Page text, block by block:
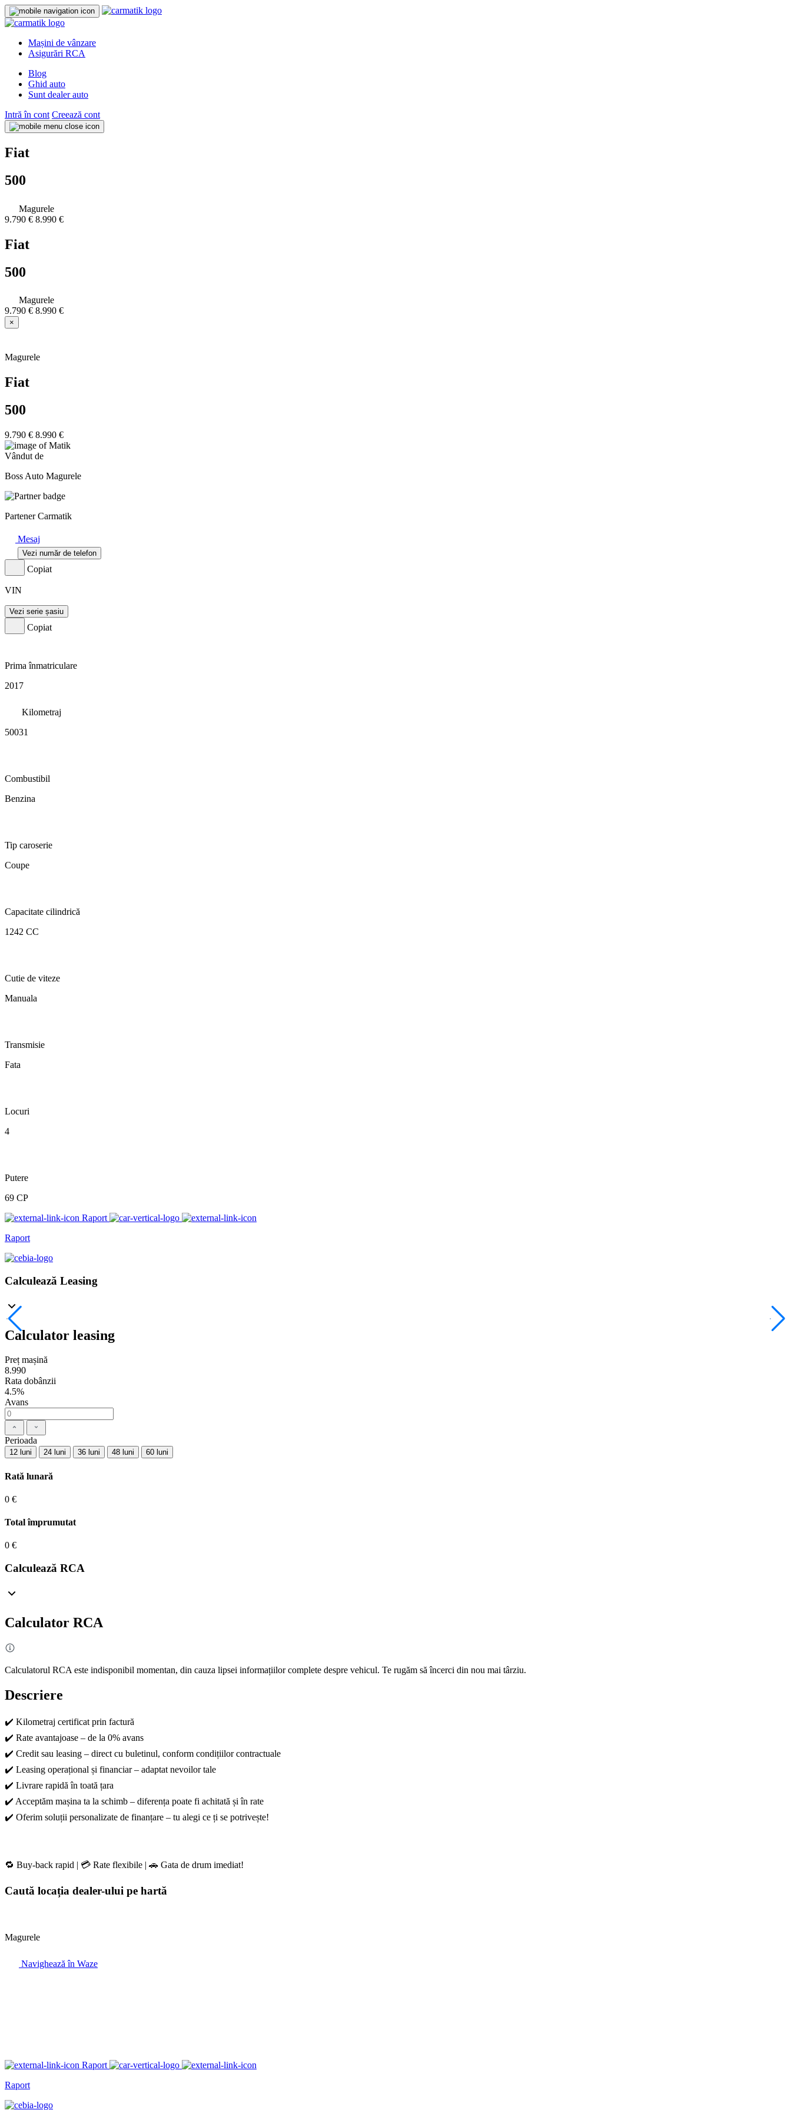
Mașini de vânzare
Asigurări RCA
Blog
Ghid auto
Sunt dealer auto
Intră în cont Creează cont
Fiat
500
Magurele
9.790 € 8.990 €
Fiat
500
Magurele
9.790 € 8.990 €
×
Magurele
Fiat
500
9.790 € 8.990 €
Vândut de
Boss Auto Magurele
Partener Carmatik
Mesaj
Vezi număr de telefon
Copiat
VIN
Vezi serie șasiu
Copiat
Prima înmatriculare
2017
Kilometraj
50031
Combustibil
Benzina
Tip caroserie
Coupe
Capacitate cilindrică
1242 CC
Cutie de viteze
Manuala
Transmisie
Fata
Locuri
4
Putere
69 CP
Raport
Raport
Calculează Leasing
Calculator leasing
Preț mașină
8.990
Rata dobânzii
4.5%
Avans
Perioada
12 luni 24 luni 36 luni 48 luni 60 luni
Rată lunară
0 €
Total împrumutat
0 €
Calculează RCA
Calculator RCA
Calculatorul RCA este indisponibil momentan, din cauza lipsei informațiilor complete despre vehicul. Te rugăm să încerci din nou mai târziu.
Descriere
✔️ Kilometraj certificat prin factură
✔️ Rate avantajoase – de la 0% avans
✔️ Credit sau leasing – direct cu buletinul, conform condițiilor contractuale
✔️ Leasing operațional și financiar – adaptat nevoilor tale
✔️ Livrare rapidă în toată țara
✔️ Acceptăm mașina ta la schimb – diferența poate fi achitată și în rate
✔️ Oferim soluții personalizate de finanțare – tu alegi ce ți se potrivește!
🔁 Buy-back rapid | 💳 Rate flexibile | 🚗 Gata de drum imediat!
Caută locația dealer-ului pe hartă
Magurele
Navighează în Waze
Raport
Raport